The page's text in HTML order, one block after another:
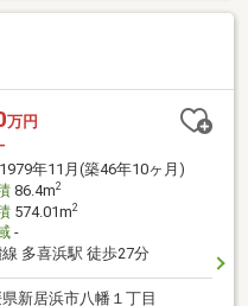
万円
-
1979年11月(築46年10ヶ月)
86.4m2
574.01m2
-
多喜浜駅 徒歩27分
新居浜市八幡１丁目